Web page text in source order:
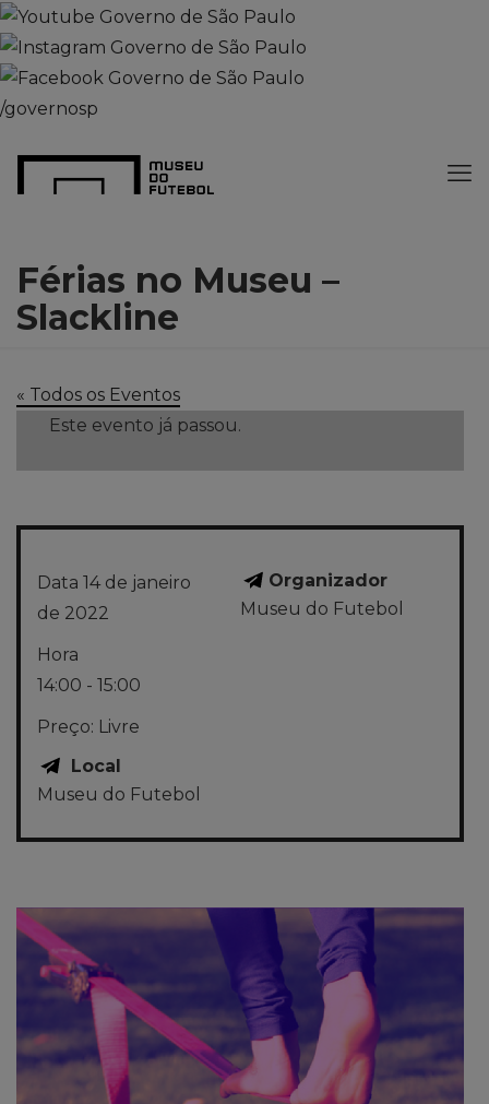
/governosp
Férias no Museu –
Slackline
« Todos os Eventos
Este evento já passou.
Data 14 de janeiro
de 2022
Hora
14:00 - 15:00
Preço: Livre
Local
Museu do Futebol
Organizador
Museu do Futebol